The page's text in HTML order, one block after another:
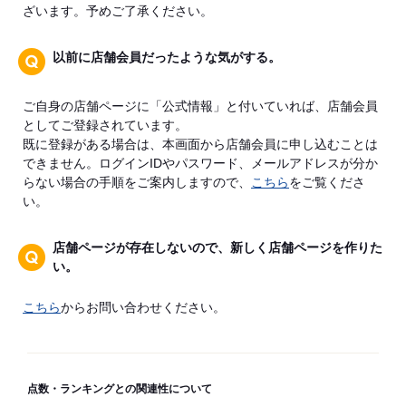
ざいます。予めご了承ください。
以前に店舗会員だったような気がする。
ご自身の店舗ページに「公式情報」と付いていれば、店舗会員
としてご登録されています。
既に登録がある場合は、本画面から店舗会員に申し込むことは
できません。ログインIDやパスワード、メールアドレスが分か
らない場合の手順をご案内しますので、
こちらをご覧くださ
い。
店舗ページが存在しないので、新しく店舗ページを作りた
い。
こちらからお問い合わせください。
点数・ランキングとの関連性について